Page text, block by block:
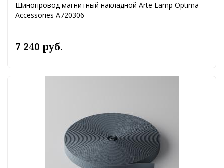
Шинопровод магнитный накладной Arte Lamp Optima-
Accessories A720306
7 240 руб.